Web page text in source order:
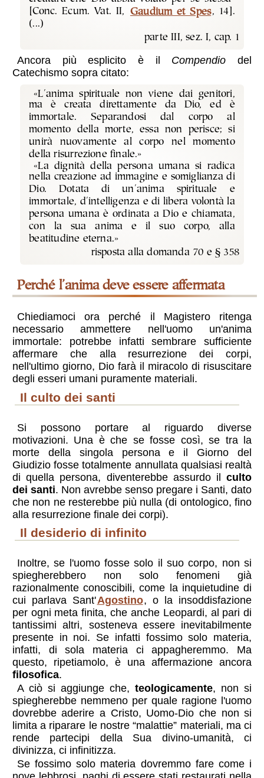
[Conc. Ecum. Vat. II,
Gaudium et Spes, 14].
(...)
parte III, sez. I, cap. 1
Ancora più esplicito è il Compendio del
Catechismo sopra citato:
«L'anima spirituale non viene dai genitori,
ma è creata direttamente da Dio, ed è
immortale. Separandosi dal corpo al
momento della morte, essa non perisce; si
unirà nuovamente al corpo nel momento
della risurrezione finale.»
«La dignità della persona umana si radica
nella creazione ad immagine e somiglianza di
Dio. Dotata di un'anima spirituale e
immortale, d'intelligenza e di libera volontà la
persona umana è ordinata a Dio e chiamata,
con la sua anima e il suo corpo, alla
beatitudine eterna.»
risposta alla domanda 70 e § 358
perché l’anima deve essere affermata
Chiediamoci ora perché il Magistero ritenga
necessario ammettere nell'uomo un'anima
immortale: potrebbe infatti sembrare sufficiente
affermare che alla resurrezione dei corpi,
nell'ultimo giorno, Dio farà il miracolo di risuscitare
degli esseri umani puramente materiali.
il culto dei santi
Si possono portare al riguardo diverse
motivazioni. Una è che se fosse così, se tra la
morte della singola persona e il Giorno del
Giudizio fosse totalmente annullata qualsiasi realtà
di quella persona, diventerebbe assurdo ilculto
dei santi. Non avrebbe senso pregare i Santi, dato
che non ne resterebbe più nulla (di ontologico, fino
alla resurrezione finale dei corpi).
il desiderio di infinito
Inoltre, se l'uomo fosse solo il suo corpo, non si
spiegherebbero non solo fenomeni già
razionalmente conoscibili, come la inquietudine di
cui parlava Sant'Agostino, o la insoddisfazione
per ogni meta finita, che anche Leopardi, al pari di
tantissimi altri, sosteneva essere inevitabilmente
presente in noi. Se infatti fossimo solo materia,
infatti, di sola materia ci appagheremmo. Ma
questo, ripetiamolo, è una affermazione ancora
filosofica.
A ciò si aggiunge che,teologicamente, non si
spiegherebbe nemmeno per quale ragione l'uomo
dovrebbe aderire a Cristo, Uomo-Dio che non si
limita a riparare le nostre “malattie” materiali, ma ci
rende partecipi della Sua divino-umanità, ci
divinizza, ci infinitizza.
Se fossimo solo materia dovremmo fare come i